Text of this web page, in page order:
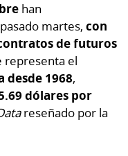
han
martes,con
de futuros
representa el
desde 1968,
dólares por
reseñado por la